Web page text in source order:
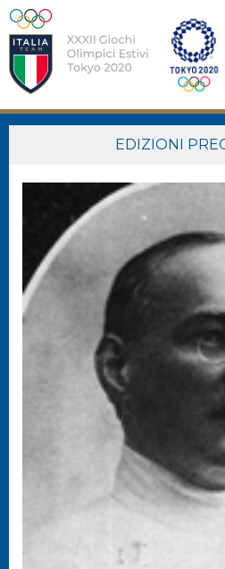
EDIZIONI